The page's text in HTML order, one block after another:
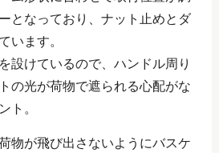
となっており、ナット止めとダ
います。
設けているので、ハンドル周り
の光が荷物で遮られる心配がな
ト。
物が飛び出さないようにバスケ